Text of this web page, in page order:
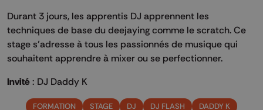
Durant 3 jours, les apprentis DJ apprennent les
techniques de base du deejaying comme le scratch. Ce
stage s’adresse à tous les passionnés de musique qui
souhaitent apprendre à mixer ou se perfectionner.
Invité : DJ Daddy K
FORMATION STAGE DJ DJ FLASH DADDY K